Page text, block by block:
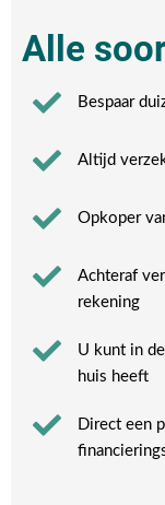
Alle
Bespaar
Altijd
Opkoper
Achteraf
rekening​
U kunt in
huis heeft​
Direct een